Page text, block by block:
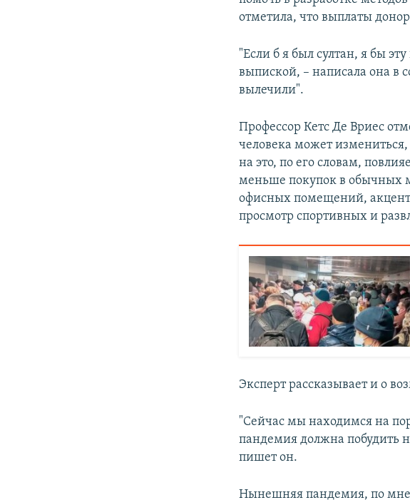
отметила, что выплаты
"Если б я был султан, я бы
выпиской, – написала она в
вылечили".
Профессор Кетс Де Вриес
человека может
на это, по его словам,
меньше покупок в обычных
офисных помещений,
просмотр спортивных и
Эксперт рассказывает и о
"Сейчас мы находимся на
пандемия должна побудить
пишет он.
Нынешняя пандемия, по